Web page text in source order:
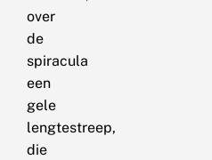
over
de
spiracula
een
gele
lengtestreep,
die